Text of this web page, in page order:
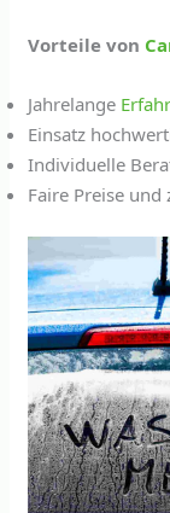
Vorteile von
Jahrelange
Einsatz
Individuelle
Faire Preise und